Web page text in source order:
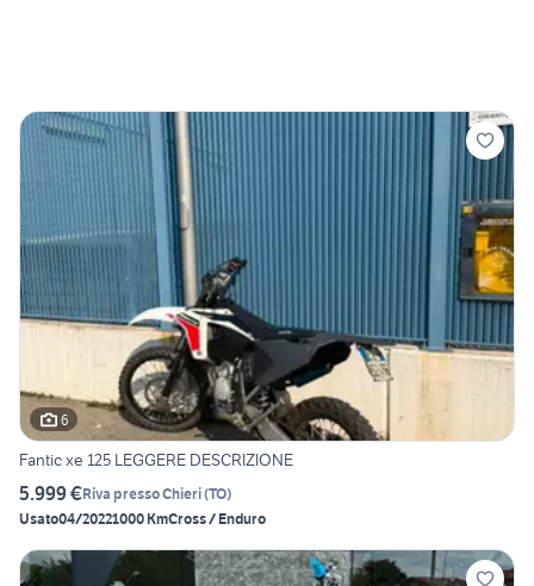
6
Fantic xe 125 LEGGERE DESCRIZIONE
5.999 €Riva presso Chieri(TO)
Usato04/20221000 KmCross / Enduro